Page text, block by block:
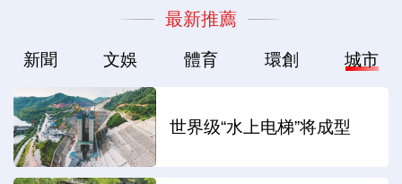
最新推薦
新聞 文娛 體育 環創 城市
世界级“水上电梯”将成型